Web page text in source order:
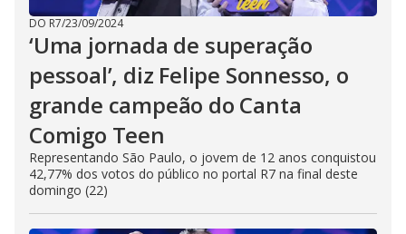
DO R7/23/09/2024
‘Uma jornada de superação
pessoal’, diz Felipe Sonnesso, o
grande campeão do Canta
Comigo Teen
Representando São Paulo, o jovem de 12 anos conquistou
42,77% dos votos do público no portal R7 na final deste
domingo (22)